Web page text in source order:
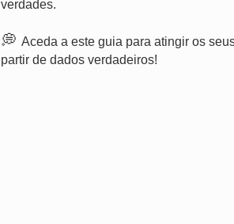
verdades.
💭 Aceda a este guia para atingir os
partir de dados verdadeiros!